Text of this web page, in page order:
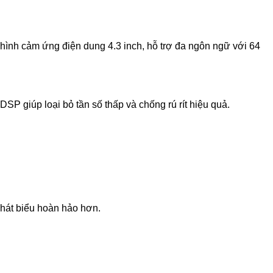
cảm ứng điện dung 4.3 inch, hỗ trợ đa ngôn ngữ với 64
giúp loại bỏ tần số thấp và chống rú rít hiệu quả.
biểu hoàn hảo hơn.